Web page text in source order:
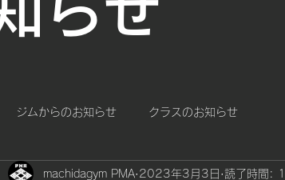
ジムからのお知らせ クラスのお知らせ
machidagym PMA 2023年3月3日 読了時間: